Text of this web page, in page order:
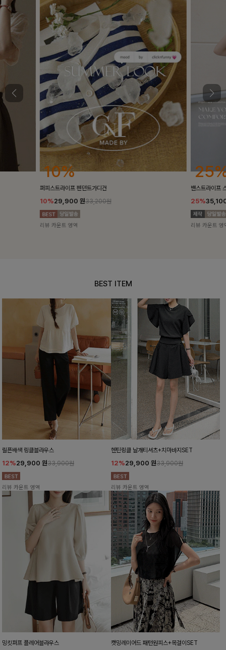
25%
밴스트라이프 스트링원피스
25%35,100 원46,800원
리뷰 카운트 영역
10%
[5천장돌파/
10%
리뷰 카운트 영
BEST ITEM
릴픈배색 링클블라우스
12%29,900 원33,900원
리뷰 카운트 영역
헨틴링클 날개티셔츠+치마바지SET
12%29,900 원33,900원
리뷰 카운트 영역
밍킷퍼프 플레어블라우스 캣밍레이어드 패턴원피스+목걸이SET